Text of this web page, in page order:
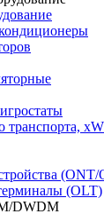
транспорта,
(OLT)